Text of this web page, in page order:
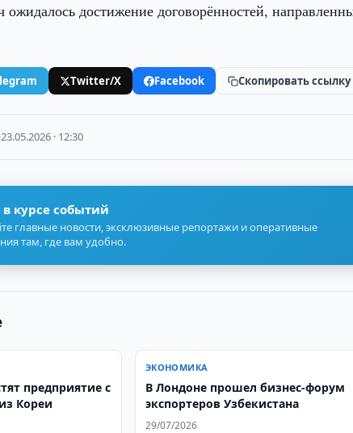
ожидалось достижение договорённостей,
Twitter/X Facebook Скопировать ссылку
·23.05.2026 · 12:30
в курсе событий
главные новости, эксклюзивные репортажи и оперативные
там, где вам удобно.
предприятие с
Кореи
ЭКОНОМИКА
В Лондоне прошел бизнес-форум
экспортеров Узбекистана
29/07/2026